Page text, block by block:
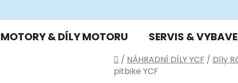
MOTORY & DÍLY MOTORU SERVIS &
Domů
/ NÁHRADNÍ DÍLY YCF / Díly
pitbike YCF